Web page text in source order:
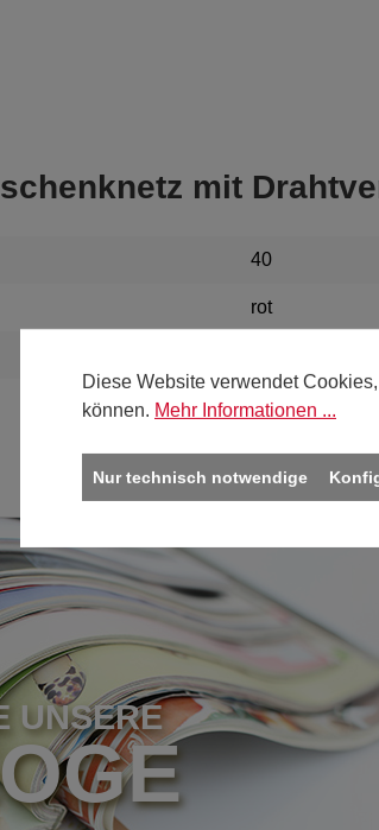
mit
40
rot
UNSERE
Diese Website verwendet
können. Mehr Informationen ...
Nur technisch notwendige